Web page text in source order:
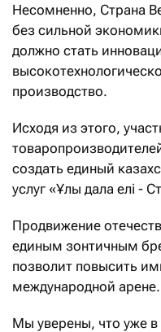
Несомненно, Страна
без сильной
должно стать
производство.
Исходя из этого,
создать единый
услуг «Ұлы дала елі -
Продвижение
единым зонтичным
позволит повысить
международной арене.
Мы уверены, что уже